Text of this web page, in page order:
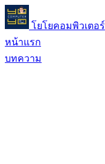
โยโยคอมพิวเตอร์
หน้าแรก
บทความ